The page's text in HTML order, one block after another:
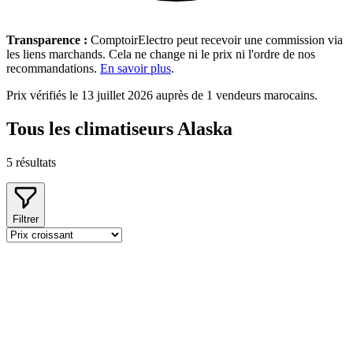
Transparence : ComptoirElectro peut recevoir une commission via
les liens marchands. Cela ne change ni le prix ni l'ordre de nos
recommandations. En savoir plus.
Prix vérifiés le 13 juillet 2026 auprès de 1 vendeurs marocains.
Tous les climatiseurs Alaska
5 résultats
Filtrer